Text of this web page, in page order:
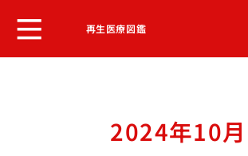
再生医療図鑑
2024年10月